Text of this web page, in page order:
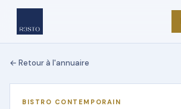
← Retour à l'annuaire
★ DÉMO R3STO
BISTRO CONTEMPORAIN